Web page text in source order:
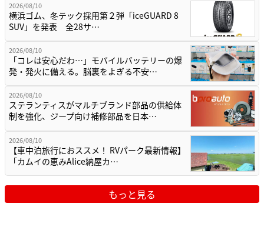
2026/08/10
横浜ゴム、冬テック採用第２弾「iceGUARD 8
SUV」を発表 全28サ…
2026/08/10
「コレは安心だわ…」モバイルバッテリーの爆
発・発火に備える。脳裏をよぎる不安…
2026/08/10
ステランティスがマルチブランド部品の供給体
制を強化、ジープ向け補修部品を日本…
2026/08/10
【車中泊旅行におススメ！ RVパーク最新情報】
「カムイの恵みAlice納屋カ…
もっと見る